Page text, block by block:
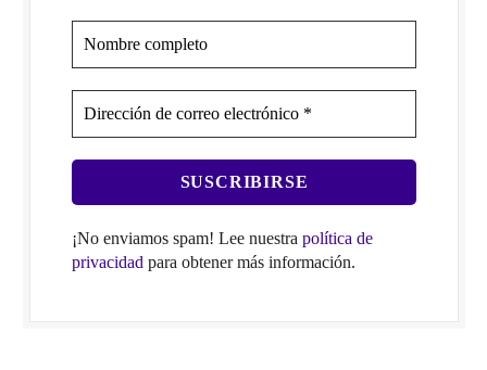
¡No enviamos spam! Lee nuestra política de
privacidad para obtener más información.